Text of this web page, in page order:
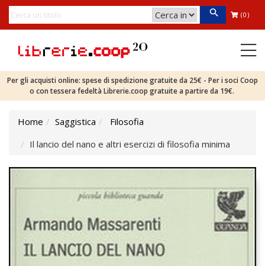
(0)
Per gli acquisti online: spese di spedizione gratuite da 25€ - Per i soci Coop
o con tessera fedeltà Librerie.coop gratuite a partire da 19€.
Home Saggistica
Filosofia
Il lancio del nano e altri esercizi di filosofia minima